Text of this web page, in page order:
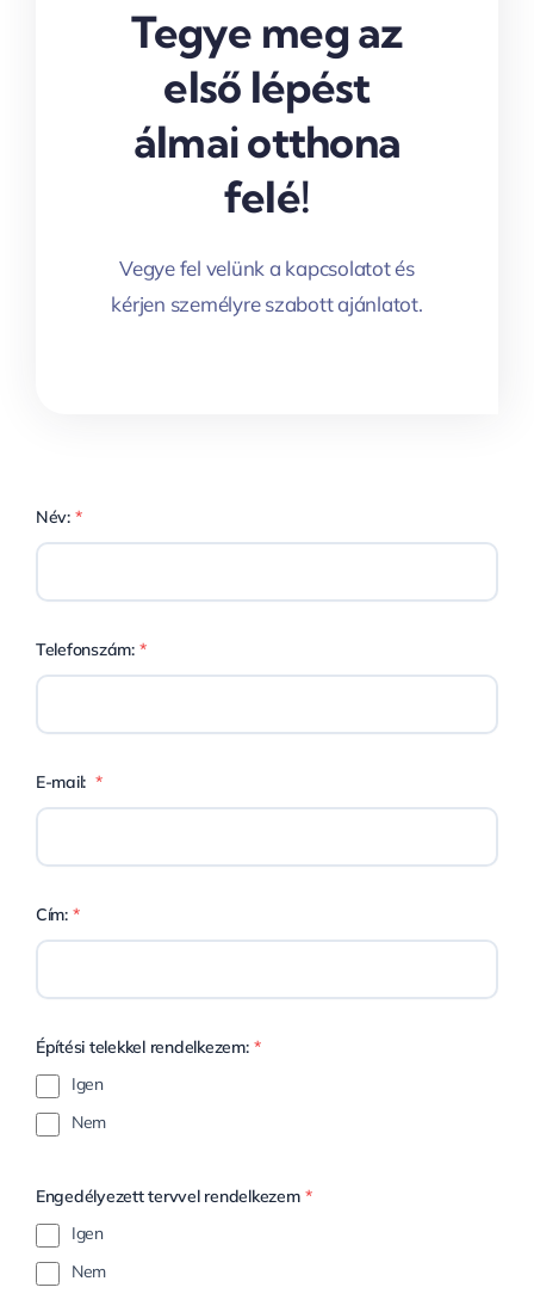
Tegye meg az
első lépést
álmai otthona
felé!
Vegye fel velünk a kapcsolatot és
kérjen személyre szabott ajánlatot.
Név: *
Telefonszám: *
E-mail: *
Cím: *
Építési telekkel rendelkezem: *
Igen
Nem
Engedélyezett tervvel rendelkezem *
Igen
Nem